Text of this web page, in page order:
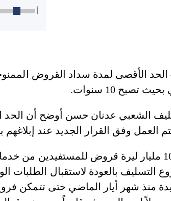
خفض رئيس مجلس الوزراء بقراره رقم 48 الحد الأقصى لمدة سداد
10 سنوات.
الشعبي عدنان حسن أوضح أن الحد
كما بيّن حسن أن التسليف منح حتى الآن 100 مليار ليرة قروض
التسليف بالعودة لاستقبال الطلبات
منذ شهر أيار الماضي حتى تتمكن